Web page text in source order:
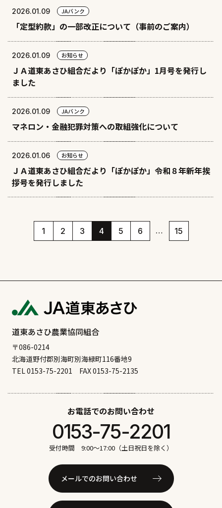
2026.01.09 JAバンク
「定型約款」の一部改正について（事前のご案内）
2026.01.09 お知らせ
ＪＡ道東あさひ組合だより「ぽかぽか」1月号を発行し
ました
2026.01.09 JAバンク
マネロン・金融犯罪対策への取組強化について
2026.01.06 お知らせ
ＪＡ道東あさひ組合だより「ぽかぽか」令和８年新年挨
拶号を発行しました
1 2 3 4 5 6 … 15
道東あさひ農業協同組合
〒086-0214
北海道野付郡別海町別海緑町116番地9
TEL 0153-75-2201 FAX 0153-75-2135
お電話でのお問い合わせ
0153-75-2201
受付時間 9:00〜17:00（土日祝日を除く）
メールでのお問い合わせ